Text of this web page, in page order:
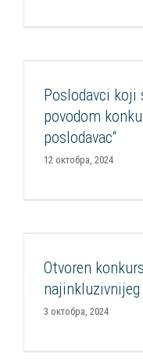
Aktuelnosti
FOP Podrška
Poslodavci koji
povodom
poslodavac“
12 октобра, 2024
Aktuelnosti
FOP
Otvoren
3 октобра, 2024